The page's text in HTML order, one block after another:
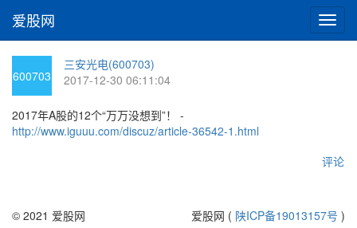
切
换
爱股网
600703
三安光电(600703)
2017-12-30 06:11:04
2017年A股的12个“万万没想到”！ -
http://www.iguuu.com/discuz/article-36542-1.html
评论
© 2021 爱股网 爱股网 ( 陕ICP备19013157号 )